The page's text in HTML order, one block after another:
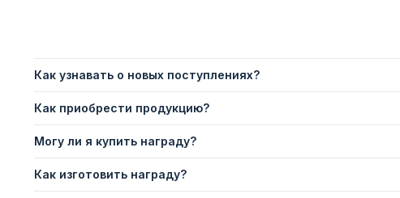
Как узнавать о новых поступлениях?
Как приобрести продукцию?
Могу ли я купить награду?
Как изготовить награду?